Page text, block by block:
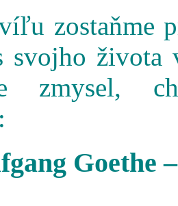
zostaňme
svojho
zmysel,
Goethe